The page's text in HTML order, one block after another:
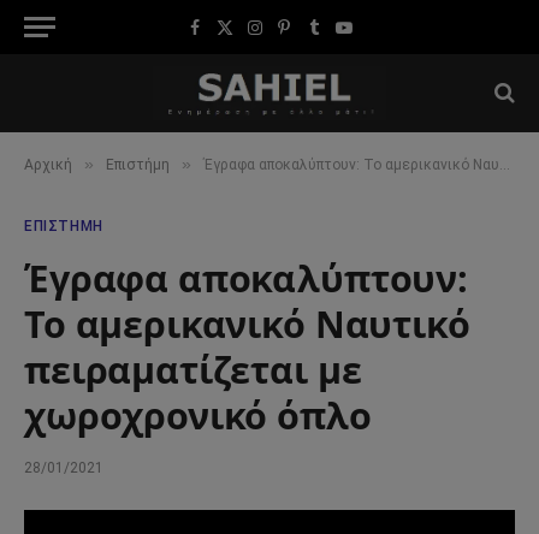
Facebook
X
Instagram
Pinterest
TumblrYouTube
Αρχική » Επιστήμη » Έγραφα αποκαλύπτουν: Το αμερικανικό Ναυτικό πειραματίζεται με χωροχρονικό όπλο
ΕΠΙΣΤΉΜΗ
Έγραφα αποκαλύπτουν:
Το αμερικανικό Ναυτικό
πειραματίζεται με
χωροχρονικό όπλο
28/01/2021